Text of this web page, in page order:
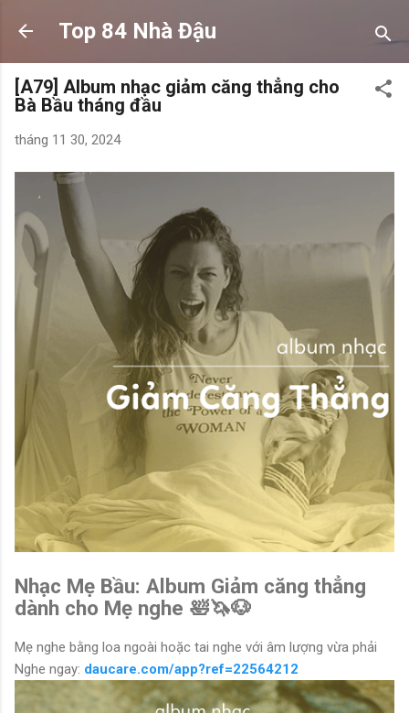
Chuyển đến nội dung chính
Top 84 Nhà Đậu
[A79] Album nhạc giảm căng thẳng cho
Bà Bầu tháng đầu
tháng 11 30, 2024
Nhạc Mẹ Bầu: Album Giảm căng thẳng
dành cho Mẹ nghe 🛀🦄🐶
Mẹ nghe bằng loa ngoài hoặc tai nghe với âm lượng vừa phải
Nghe ngay: daucare.com/app?ref=22564212